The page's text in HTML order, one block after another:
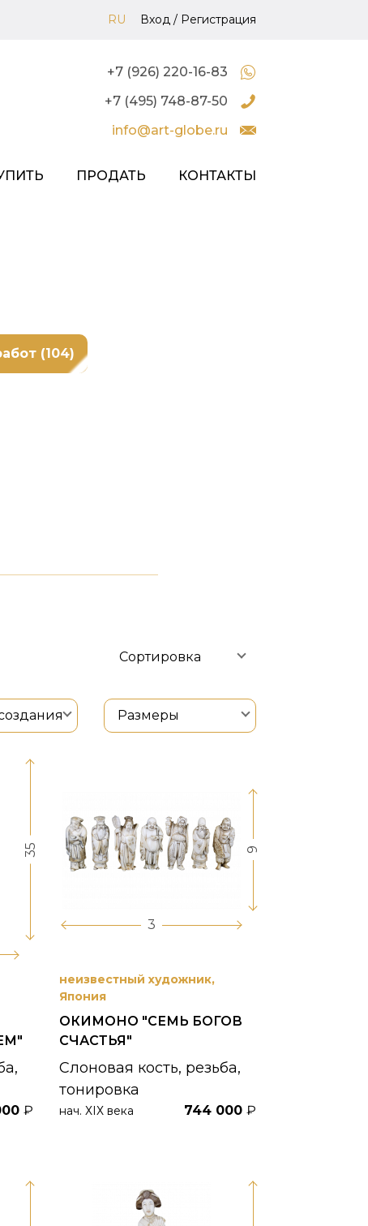
RU Вход / Регистрация
+7 (926) 220-16-83
+7 (495) 748-87-50
info@art-globe.ru
ПРОДАТЬ КОНТАКТЫ
(104)
Размеры
Сортировка
35
₽
3
9
неизвестный художник,
Япония
ОКИМОНО "СЕМЬ БОГОВ
СЧАСТЬЯ"
Слоновая кость, резьба,
тонировка
нач. ХIХ века 744 000 ₽